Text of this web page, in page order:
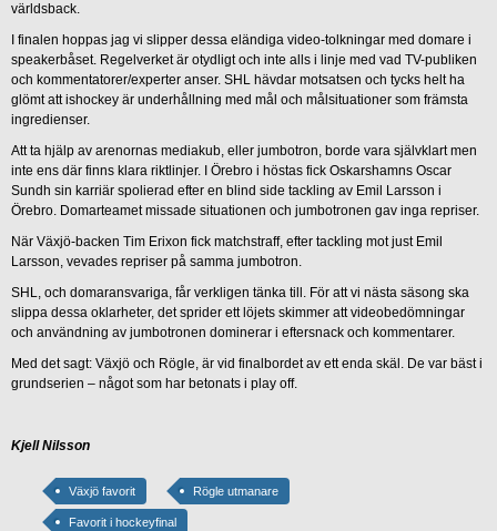
världsback.
I finalen hoppas jag vi slipper dessa eländiga video-tolkningar med domare i
speakerbåset. Regelverket är otydligt och inte alls i linje med vad TV-publiken
och kommentatorer/experter anser. SHL hävdar motsatsen och tycks helt ha
glömt att ishockey är underhållning med mål och målsituationer som främsta
ingredienser.
Att ta hjälp av arenornas mediakub, eller jumbotron, borde vara självklart men
inte ens där finns klara riktlinjer. I Örebro i höstas fick Oskarshamns Oscar
Sundh sin karriär spolierad efter en blind side tackling av Emil Larsson i
Örebro. Domarteamet missade situationen och jumbotronen gav inga repriser.
När Växjö-backen Tim Erixon fick matchstraff, efter tackling mot just Emil
Larsson, vevades repriser på samma jumbotron.
SHL, och domaransvariga, får verkligen tänka till. För att vi nästa säsong ska
slippa dessa oklarheter, det sprider ett löjets skimmer att videobedömningar
och användning av jumbotronen dominerar i eftersnack och kommentarer.
Med det sagt: Växjö och Rögle, är vid finalbordet av ett enda skäl. De var bäst i
grundserien – något som har betonats i play off.
Kjell Nilsson
Växjö favorit Rögle utmanare
Favorit i hockeyfinal